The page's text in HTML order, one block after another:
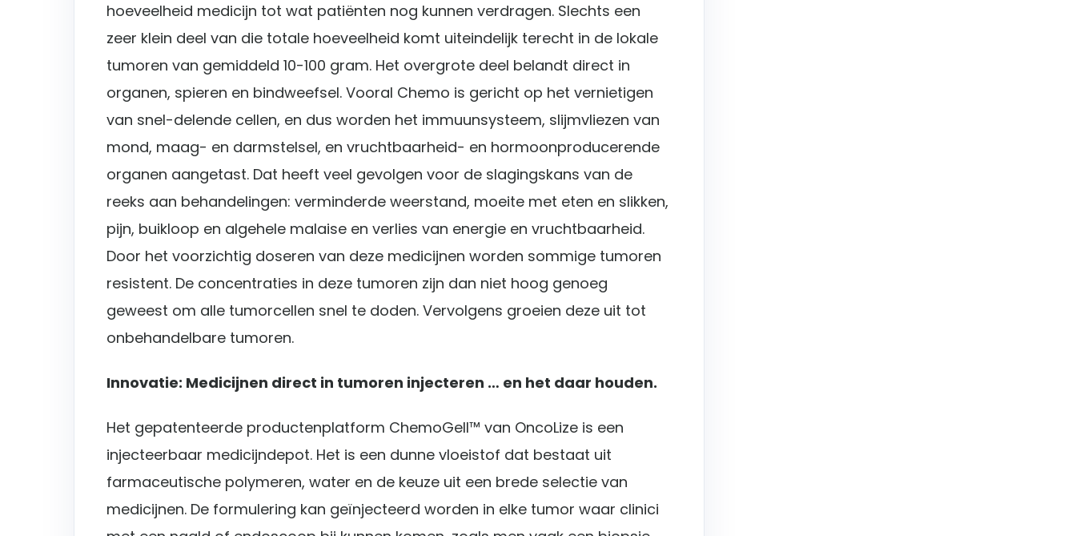
hoeveelheid medicijn tot wat patiënten nog kunnen verdragen. Slechts een
zeer klein deel van die totale hoeveelheid komt uiteindelijk terecht in de lokale
tumoren van gemiddeld 10-100 gram. Het overgrote deel belandt direct in
organen, spieren en bindweefsel. Vooral Chemo is gericht op het vernietigen
van snel-delende cellen, en dus worden het immuunsysteem, slijmvliezen van
mond, maag- en darmstelsel, en vruchtbaarheid- en hormoonproducerende
organen aangetast. Dat heeft veel gevolgen voor de slagingskans van de
reeks aan behandelingen: verminderde weerstand, moeite met eten en slikken,
pijn, buikloop en algehele malaise en verlies van energie en vruchtbaarheid.
Door het voorzichtig doseren van deze medicijnen worden sommige tumoren
resistent. De concentraties in deze tumoren zijn dan niet hoog genoeg
geweest om alle tumorcellen snel te doden. Vervolgens groeien deze uit tot
onbehandelbare tumoren.
Innovatie: Medicijnen direct in tumoren injecteren … en het daar houden.
Het gepatenteerde productenplatform ChemoGell™ van OncoLize is een
injecteerbaar medicijndepot. Het is een dunne vloeistof dat bestaat uit
farmaceutische polymeren, water en de keuze uit een brede selectie van
medicijnen. De formulering kan geïnjecteerd worden in elke tumor waar clinici